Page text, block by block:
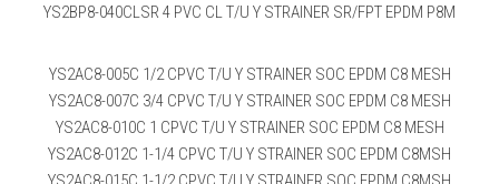
YS2BP8-040CLSR 4 PVC CL T/U Y STRAINER SR/FPT EPDM P8M
YS2AC8-005C 1/2 CPVC T/U Y STRAINER SOC EPDM C8 MESH
YS2AC8-007C 3/4 CPVC T/U Y STRAINER SOC EPDM C8 MESH
YS2AC8-010C 1 CPVC T/U Y STRAINER SOC EPDM C8 MESH
YS2AC8-012C 1-1/4 CPVC T/U Y STRAINER SOC EPDM C8MSH